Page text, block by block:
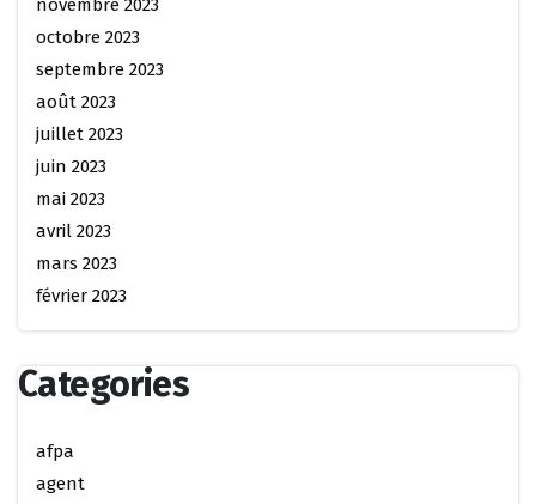
novembre 2023
octobre 2023
septembre 2023
août 2023
juillet 2023
juin 2023
mai 2023
avril 2023
mars 2023
février 2023
Categories
afpa
agent